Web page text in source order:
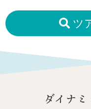
ツ
ダイナ